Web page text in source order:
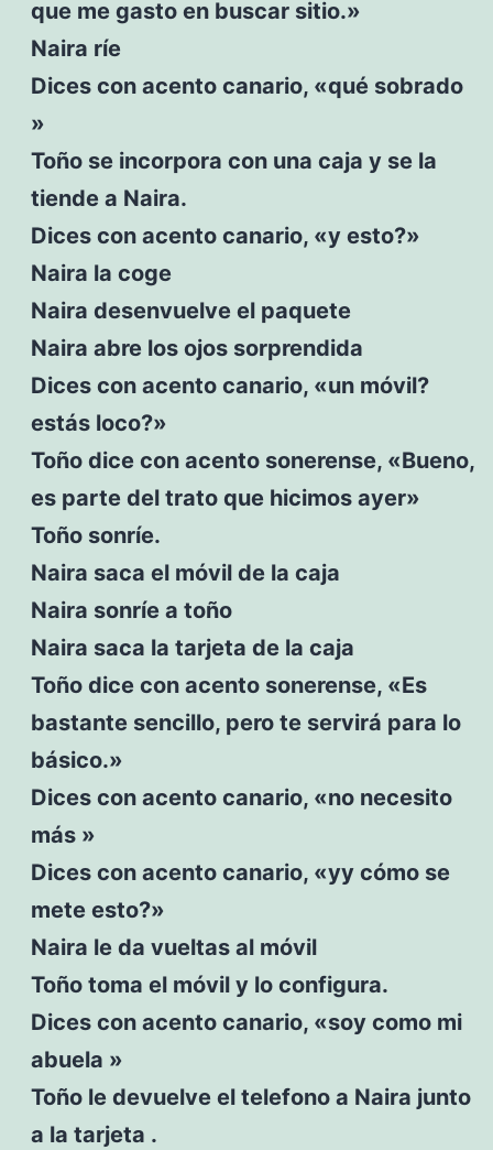
que me gasto en buscar sitio.»
Naira ríe
Dices con acento canario, «qué sobrado
»
Toño se incorpora con una caja y se la
tiende a Naira.
Dices con acento canario, «y esto?»
Naira la coge
Naira desenvuelve el paquete
Naira abre los ojos sorprendida
Dices con acento canario, «un móvil?
estás loco?»
Toño dice con acento sonerense, «Bueno,
es parte del trato que hicimos ayer»
Toño sonríe.
Naira saca el móvil de la caja
Naira sonríe a toño
Naira saca la tarjeta de la caja
Toño dice con acento sonerense, «Es
bastante sencillo, pero te servirá para lo
básico.»
Dices con acento canario, «no necesito
más »
Dices con acento canario, «yy cómo se
mete esto?»
Naira le da vueltas al móvil
Toño toma el móvil y lo configura.
Dices con acento canario, «soy como mi
abuela »
Toño le devuelve el telefono a Naira junto
a la tarjeta .